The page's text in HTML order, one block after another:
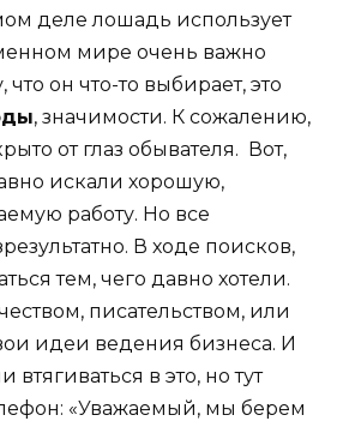
деле лошадь использует
мире очень важно
он что-то выбирает, это
, значимости. К сожалению,
от глаз обывателя. Вот,
искали хорошую,
работу. Но все
В ходе поисков,
тем, чего давно хотели.
писательством, или
идеи ведения бизнеса. И
втягиваться в это, но тут
«Уважаемый, мы берем